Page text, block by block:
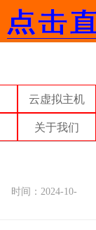
云虚拟主机
关于我们
时间：2024-10-